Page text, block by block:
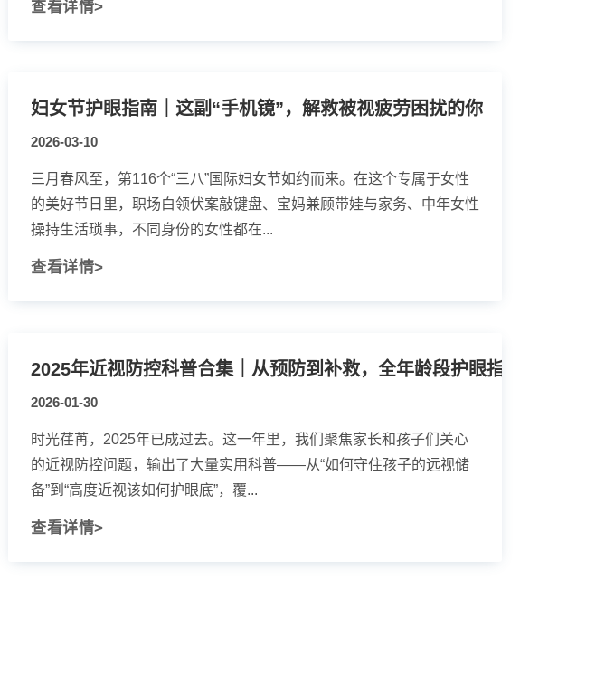
查看详情>
妇女节护眼指南｜这副“手机镜”，解救被视疲劳困扰的你
2026-03-10
三月春风至，第116个“三八”国际妇女节如约而来。在这个专属于女性
的美好节日里，职场白领伏案敲键盘、宝妈兼顾带娃与家务、中年女性
操持生活琐事，不同身份的女性都在...
查看详情>
2026-01-30
时光荏苒，2025年已成过去。这一年里，我们聚焦家长和孩子们关心
的近视防控问题，输出了大量实用科普——从“如何守住孩子的远视储
备”到“高度近视该如何护眼底”，覆...
查看详情>